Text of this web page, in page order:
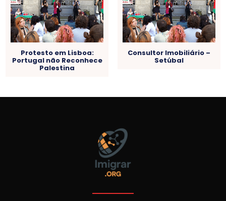
Protesto em Lisboa:
Portugal não Reconhece
Palestina
Consultor Imobiliário –
Setúbal